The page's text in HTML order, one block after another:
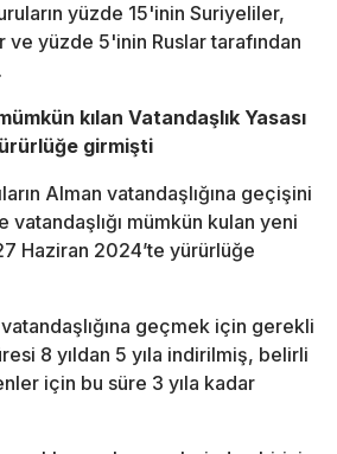
yüzde 15'inin Suriyeliler,
ve yüzde 5'inin Ruslar tarafından
kılan Vatandaşlık Yasası
girmişti
Alman vatandaşlığına geçişini
vatandaşlığı mümkün kulan yeni
Haziran 2024’te yürürlüğe
geçmek için gerekli
8 yıldan 5 yıla indirilmiş, belirli
için bu süre 3 yıla kadar